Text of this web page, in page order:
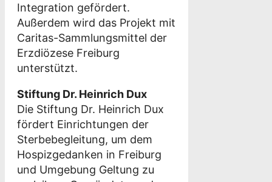
Integration gefördert.
Außerdem wird das Projekt mit
Caritas-Sammlungsmittel der
Erzdiözese Freiburg
unterstützt.
Stiftung Dr. Heinrich Dux
Die Stiftung Dr. Heinrich Dux
fördert Einrichtungen der
Sterbebegleitung, um dem
Hospizgedanken in Freiburg
und Umgebung Geltung zu